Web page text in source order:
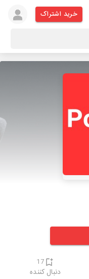
خرید اشتراک
17
دنبال کننده